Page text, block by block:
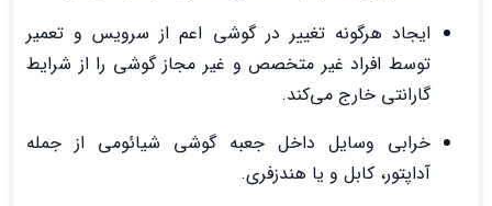
ایجاد هرگونه تغییر در گوشی اعم از سرویس و تعمیر
توسط افراد غیر متخصص و غیر مجاز گوشی را از شرایط
گارانتی خارج می‌کند.
خرابی وسایل داخل جعبه گوشی شیائومی از جمله
آداپتور، کابل و یا هندزفری.